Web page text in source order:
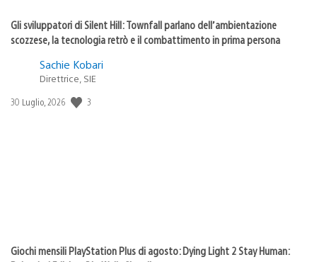
Gli sviluppatori di Silent Hill: Townfall parlano dell’ambientazione
scozzese, la tecnologia retrò e il combattimento in prima persona
Sachie Kobari
Direttrice, SIE
Data
30 Luglio, 2026 3
Giochi mensili PlayStation Plus di agosto: Dying Light 2 Stay Human: